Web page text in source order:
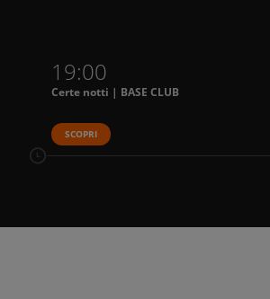
19:00
Certe notti | BASE CLUB
SCOPRI